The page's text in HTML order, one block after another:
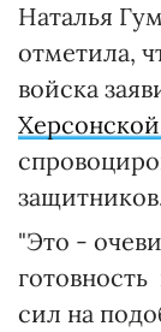
Наталья
отметила,
войска
"Это -
сил на